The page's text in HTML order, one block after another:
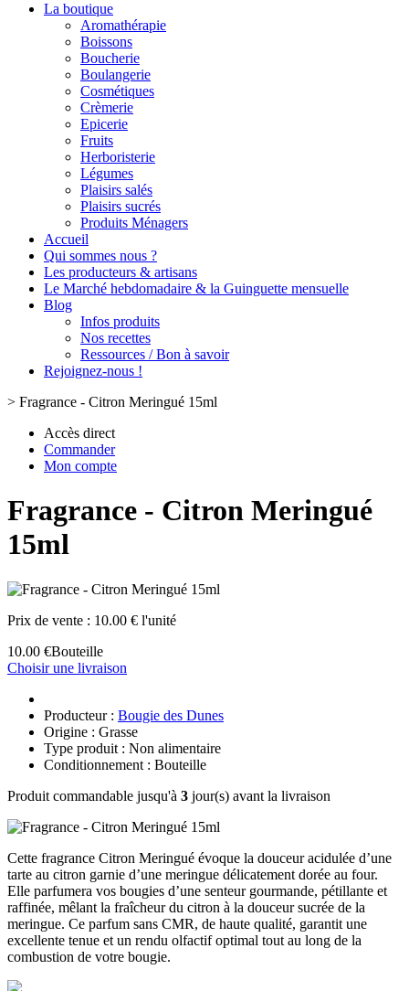
La boutique
Aromathérapie
Boissons
Boucherie
Boulangerie
Cosmétiques
Crèmerie
Epicerie
Fruits
Herboristerie
Légumes
Plaisirs salés
Plaisirs sucrés
Produits Ménagers
Accueil
Qui sommes nous ?
Les producteurs & artisans
Le Marché hebdomadaire & la Guinguette mensuelle
Blog
Infos produits
Nos recettes
Ressources / Bon à savoir
Rejoignez-nous !
> Fragrance - Citron Meringué 15ml
Accès direct
Commander
Mon compte
Fragrance - Citron Meringué
15ml
Prix de vente : 10.00 € l'unité
10.00 €Bouteille
Choisir une livraison
Producteur : Bougie des Dunes
Origine : Grasse
Type produit : Non alimentaire
Conditionnement : Bouteille
Produit commandable jusqu'à 3 jour(s) avant la livraison
Cette fragrance Citron Meringué évoque la douceur acidulée d’une
tarte au citron garnie d’une meringue délicatement dorée au four.
Elle parfumera vos bougies d’une senteur gourmande, pétillante et
raffinée, mêlant la fraîcheur du citron à la douceur sucrée de la
meringue. Ce parfum sans CMR, de haute qualité, garantit une
excellente tenue et un rendu olfactif optimal tout au long de la
combustion de votre bougie.